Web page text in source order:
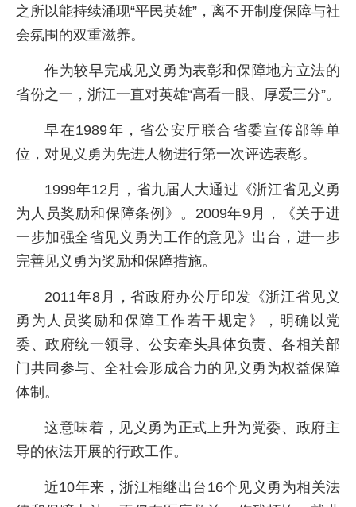
之所以能持续涌现“平民英雄”，离不开制度保障与社
会氛围的双重滋养。
作为较早完成见义勇为表彰和保障地方立法的
省份之一，浙江一直对英雄“高看一眼、厚爱三分”。
早在1989年，省公安厅联合省委宣传部等单
位，对见义勇为先进人物进行第一次评选表彰。
1999年12月，省九届人大通过《浙江省见义勇
为人员奖励和保障条例》。2009年9月，《关于进
一步加强全省见义勇为工作的意见》出台，进一步
完善见义勇为奖励和保障措施。
2011年8月，省政府办公厅印发《浙江省见义
勇为人员奖励和保障工作若干规定》，明确以党
委、政府统一领导、公安牵头具体负责、各相关部
门共同参与、全社会形成合力的见义勇为权益保障
体制。
这意味着，见义勇为正式上升为党委、政府主
导的依法开展的行政工作。
近10年来，浙江相继出台16个见义勇为相关法